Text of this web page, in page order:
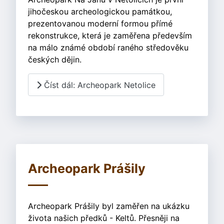
jihočeskou archeologickou památkou,
prezentovanou moderní formou přímé
rekonstrukce, která je zaměřena především
na málo známé období raného středověku
českých dějin.
Číst dál: Archeopark Netolice
Archeopark Prášily
Archeopark Prášily byl zaměřen na ukázku
života našich předků - Keltů. Přesněji na